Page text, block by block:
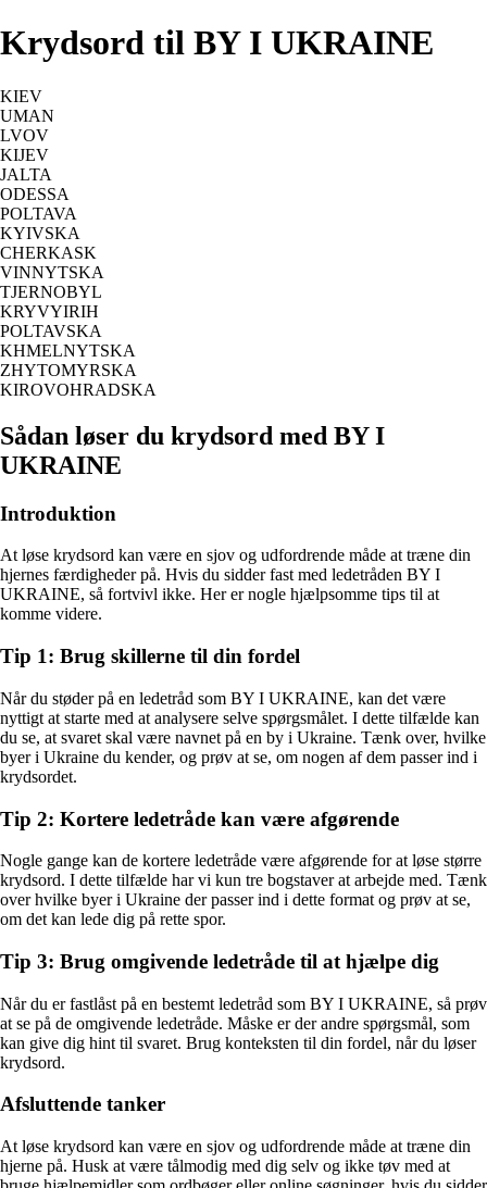
Krydsord til BY I UKRAINE
KIEV
UMAN
LVOV
KIJEV
JALTA
ODESSA
POLTAVA
KYIVSKA
CHERKASK
VINNYTSKA
TJERNOBYL
KRYVYIRIH
POLTAVSKA
KHMELNYTSKA
ZHYTOMYRSKA
KIROVOHRADSKA
Sådan løser du krydsord med BY I
UKRAINE
Introduktion
At løse krydsord kan være en sjov og udfordrende måde at træne din
hjernes færdigheder på. Hvis du sidder fast med ledetråden BY I
UKRAINE, så fortvivl ikke. Her er nogle hjælpsomme tips til at
komme videre.
Tip 1: Brug skillerne til din fordel
Når du støder på en ledetråd som BY I UKRAINE, kan det være
nyttigt at starte med at analysere selve spørgsmålet. I dette tilfælde kan
du se, at svaret skal være navnet på en by i Ukraine. Tænk over, hvilke
byer i Ukraine du kender, og prøv at se, om nogen af dem passer ind i
krydsordet.
Tip 2: Kortere ledetråde kan være afgørende
Nogle gange kan de kortere ledetråde være afgørende for at løse større
krydsord. I dette tilfælde har vi kun tre bogstaver at arbejde med. Tænk
over hvilke byer i Ukraine der passer ind i dette format og prøv at se,
om det kan lede dig på rette spor.
Tip 3: Brug omgivende ledetråde til at hjælpe dig
Når du er fastlåst på en bestemt ledetråd som BY I UKRAINE, så prøv
at se på de omgivende ledetråde. Måske er der andre spørgsmål, som
kan give dig hint til svaret. Brug konteksten til din fordel, når du løser
krydsord.
Afsluttende tanker
At løse krydsord kan være en sjov og udfordrende måde at træne din
hjerne på. Husk at være tålmodig med dig selv og ikke tøv med at